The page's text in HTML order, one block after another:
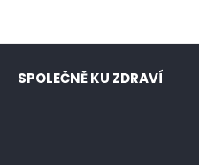
SPOLEČNĚ KU ZDRAVÍ